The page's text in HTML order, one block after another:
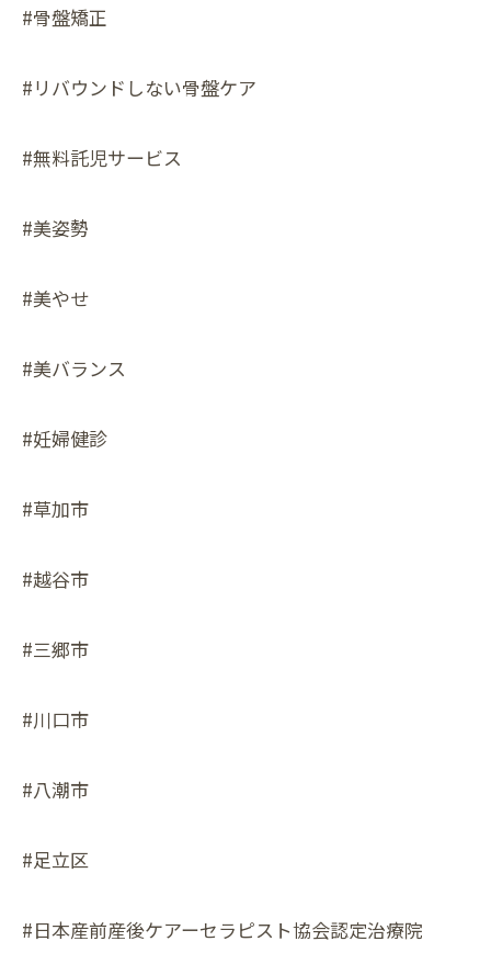
#骨盤矯正
#リバウンドしない骨盤ケア
#無料託児サービス
#美姿勢
#美やせ
#美バランス
#妊婦健診
#草加市
#越谷市
#三郷市
#川口市
#八潮市
#足立区
#日本産前産後ケアーセラピスト協会認定治療院